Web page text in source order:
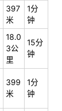
397
米
1分
钟
18.0
3公
里
15分
钟
399
米
1分
钟